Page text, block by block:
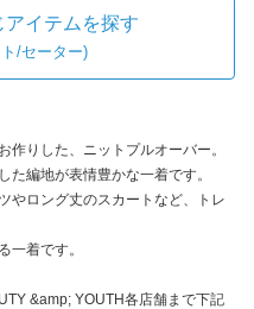
イテムを探す
/セーター)
作りした、ニットプルオーバー。
た編地が表情豊かな一着です。
やロング丈のスカートなど、トレ
一着です。
&amp; YOUTH各店舗まで下記